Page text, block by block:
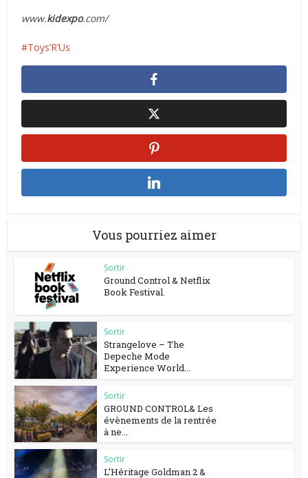
www.kidexpo.com/
Toys’R’Us
Vous pourriez aimer
Sortir
Ground Control & Netflix
Book Festival.
Sortir
Strangelove – The
Depeche Mode
Experience World...
Sortir
GROUND CONTROL& Les
évènements de la rentrée
à ne...
Sortir
L’Héritage Goldman 2 &